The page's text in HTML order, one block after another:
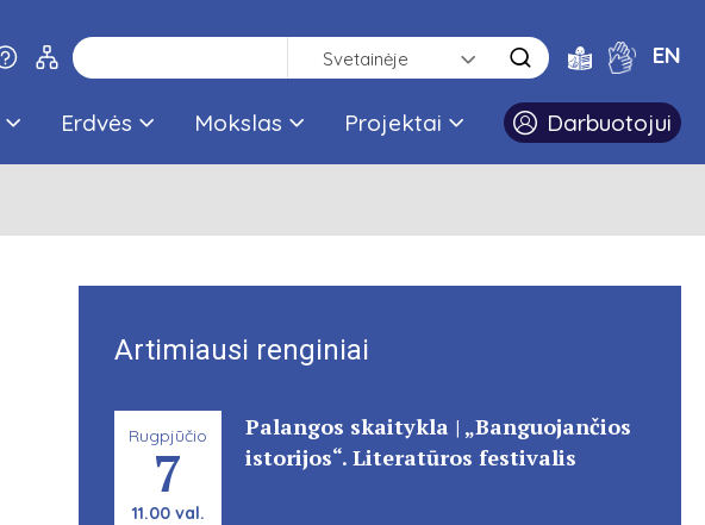
Svetainėje EN
Erdvės Mokslas Projektai Darbuotojui
Artimiausi renginiai
Rugpjūčio
7
11.00 val.
Palangos skaitykla | „Banguojančios
istorijos“. Literatūros festivalis